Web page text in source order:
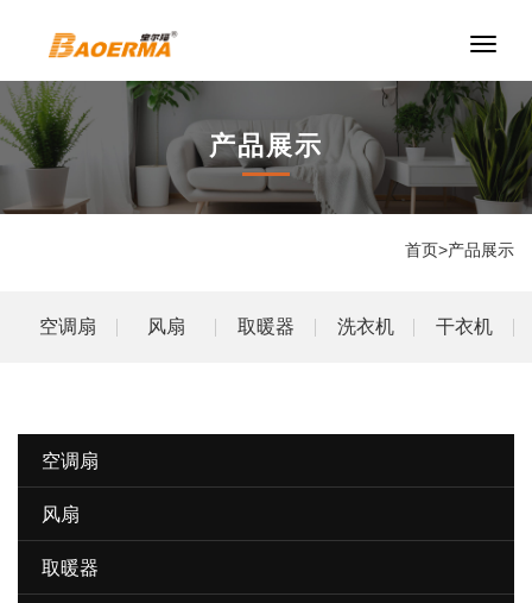
切
导
航
产品展示
首页>产品展示
空调扇 风扇 取暖器 洗衣机 干衣机
空调扇
风扇
取暖器